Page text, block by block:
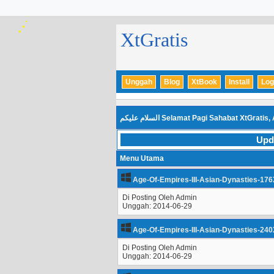
XtGratis
Unggah Blog XtBook Install
Selamat Pagi Sahabat XtGratis,
Menu Utama
Age-Of-Empires-III-Asian-Dynasties-
Di Posting Oleh Admin
Unggah: 2014-06-29
Age-Of-Empires-III-Asian-Dynasties-
Di Posting Oleh Admin
Unggah: 2014-06-29